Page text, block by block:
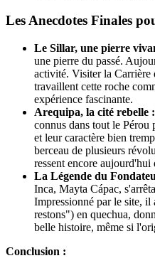
Les Anecdotes Finales
Le Sillar, une pierre
une pierre du passé.
activité. Visiter la Carrière
travaillent cette roche
expérience fascinante.
Arequipa, la cité rebelle :
connus dans tout le
et leur caractère bien
berceau de plusieurs
ressent encore
La Légende du
Inca, Mayta Cápac,
Impressionné par le site,
restons") en quechua,
belle histoire, même si
Conclusion :